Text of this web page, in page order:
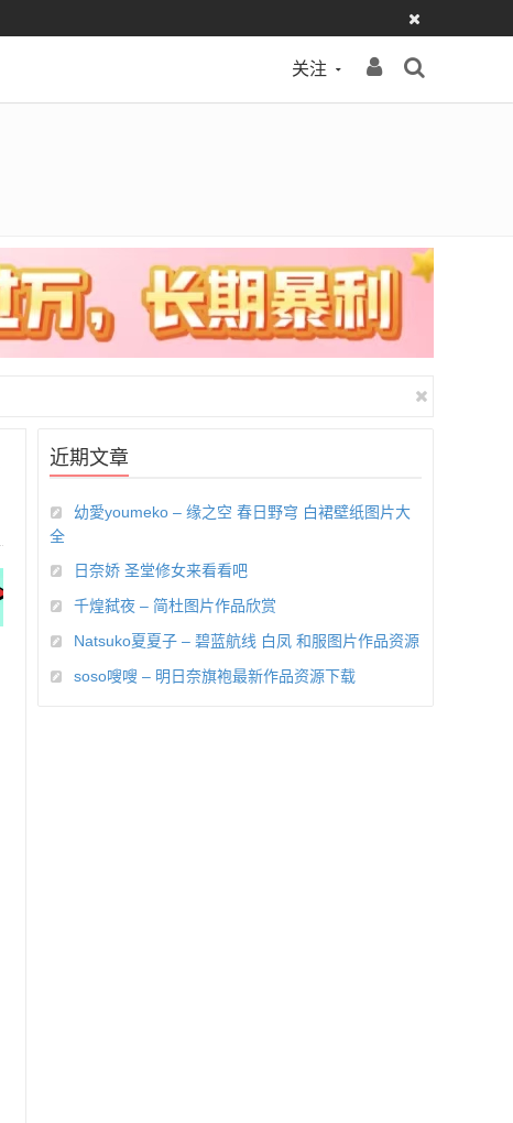
关注
近期文章
幼愛youmeko – 缘之空 春日野穹 白裙壁纸图片大
全
日奈娇 圣堂修女来看看吧
千煌弑夜 – 简杜图片作品欣赏
Natsuko夏夏子 – 碧蓝航线 白凤 和服图片作品资源
soso嗖嗖 – 明日奈旗袍最新作品资源下载